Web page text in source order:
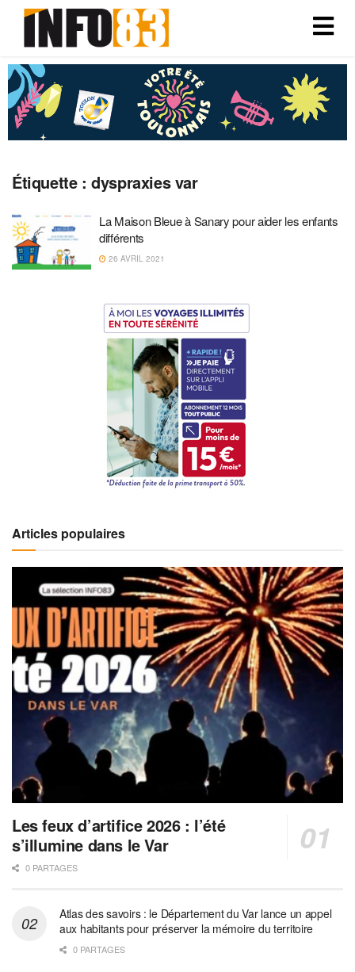
Étiquette :dyspraxies var
La Maison Bleue à Sanary pour aider les enfants
différents
26 AVRIL 2021
Articles populaires
Les feux d’artifice 2026 : l’été
s’illumine dans le Var
0 PARTAGES
Atlas des savoirs : le Département du Var lance un appel
aux habitants pour préserver la mémoire du territoire
0 PARTAGES